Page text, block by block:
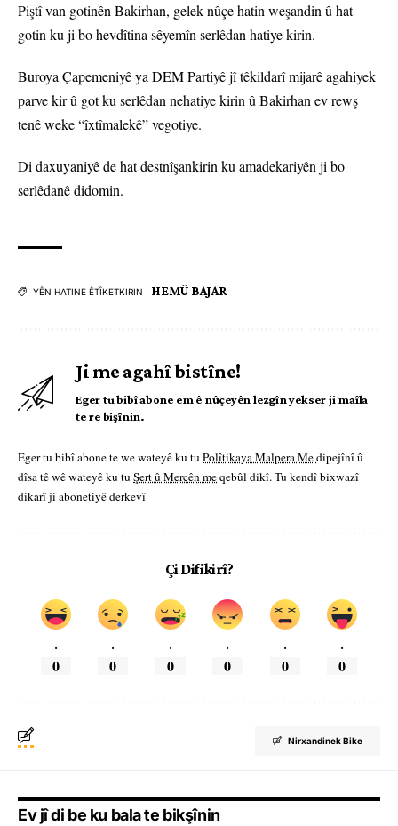
Piştî van gotinên Bakirhan, gelek nûçe hatin weşandin û hat
gotin ku ji bo hevdîtina sêyemîn serlêdan hatiye kirin.
Buroya Çapemeniyê ya DEM Partiyê jî têkildarî mijarê agahiyek
parve kir û got ku serlêdan nehatiye kirin û Bakirhan ev rewş
tenê weke “îxtîmalekê” vegotiye.
Di daxuyaniyê de hat destnîşankirin ku amadekariyên ji bo
serlêdanê didomin.
YÊN HATINE ÊTÎKETKIRIN HEMÛ BAJAR
Ji me agahî bistîne!
Eger tu bibî abone em ê nûçeyên lezgîn yekser ji maîla
te re bişînin.
Eger tu bibî abone te we wateyê ku tu Polîtikaya Malpera Medipejînî û
dîsa tê wê wateyê ku tu Şert û Mercên meqebûl dikî. Tu kendî bixwazî
dikarî ji abonetiyê derkevî
Çi Difikirî?
.
0
.
0
.
0
.
0
.
0
.
0
Nirxandinek Bike
Ev jî di be ku bala te bikşînin